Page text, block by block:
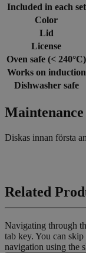
Included in each set
Color
Lid
License
Oven safe (< 240°C)
Works on induction
Dishwasher safe
Maintenance
Diskas innan första
Related
Navigating through
tab key. You can
navigation using the